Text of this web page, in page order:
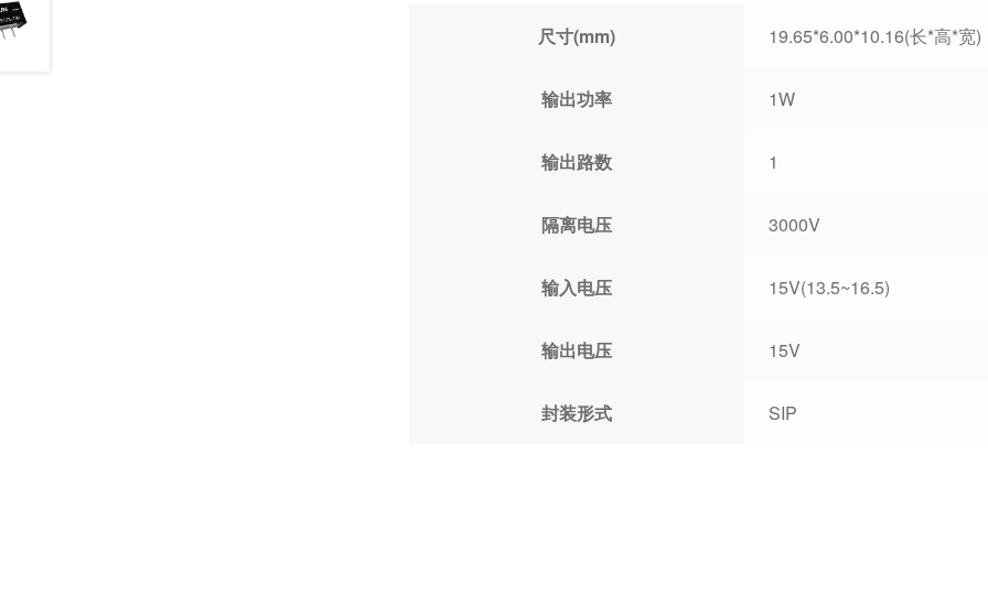
尺寸(mm) 19.65*6.00*10.16(长*高*宽)
输出功率 1W
输出路数 1
隔离电压 3000V
输入电压 15V(13.5~16.5)
输出电压 15V
封装形式 SIP